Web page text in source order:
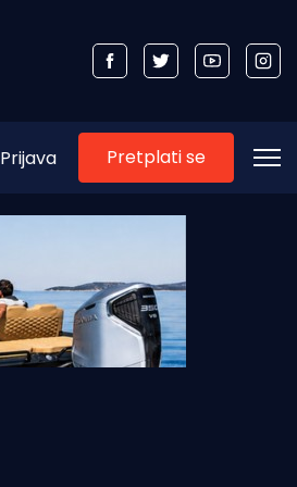
Prijava Pretplati se